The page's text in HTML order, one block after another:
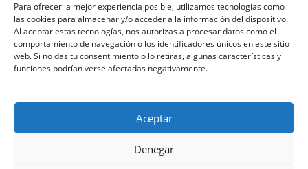
Para ofrecer la mejor experiencia posible, utilizamos tecnologías como
las cookies para almacenar y/o acceder a la información del dispositivo.
Al aceptar estas tecnologías, nos autorizas a procesar datos como el
comportamiento de navegación o los identificadores únicos en este sitio
web. Si no das tu consentimiento o lo retiras, algunas características y
funciones podrían verse afectadas negativamente.
Aceptar
Denegar
Más Visto
Viajes en moto India
Viajes en moto Nicaragua